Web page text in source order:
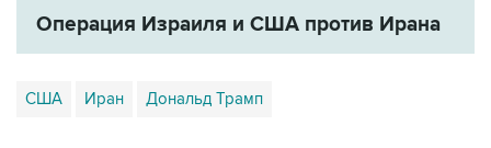
Операция Израиля и США против Ирана
США Иран Дональд Трамп